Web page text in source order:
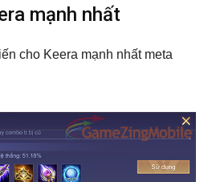
mạnh nhất
cho Keera mạnh nhất meta